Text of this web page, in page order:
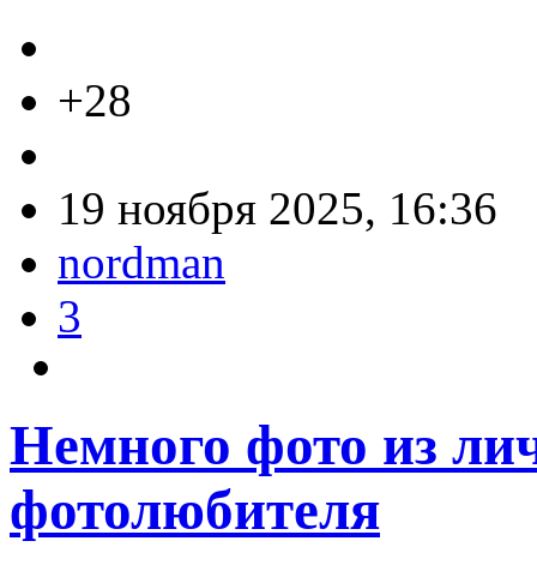
+28
19 ноября 2025, 16:36
nordman
3
Немного фото из
фотолюбителя